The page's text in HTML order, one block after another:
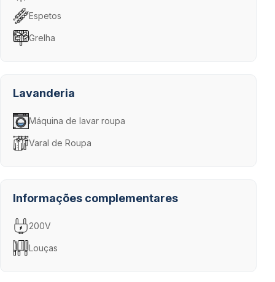
Espetos
Grelha
Lavanderia
Máquina de lavar roupa
Varal de Roupa
Informações complementares
200V
Louças